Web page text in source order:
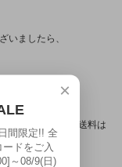
いましたら、
す。
や重量によって送料は
す。
×
間限定!! 全
ドをご入
～08/9(日)